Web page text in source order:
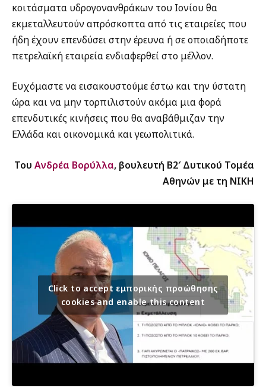
κοιτάσματα υδρογονανθράκων του Ιονίου θα
εκμεταλλευτούν απρόσκοπτα από τις εταιρείες που
ήδη έχουν επενδύσει στην έρευνα ή σε οποιαδήποτε
πετρελαϊκή εταιρεία ενδιαφερθεί στο μέλλον.
Ευχόμαστε να εισακουστούμε έστω και την ύστατη
ώρα και να μην τορπιλιστούν ακόμα μια φορά
επενδυτικές κινήσεις που θα αναβάθμιζαν την
Ελλάδα και οικονομικά και γεωπολιτικά.
Του Ανδρέα Βορύλλα, βουλευτή Β2′ Δυτικού Τομέα
Αθηνών με τη ΝΙΚΗ
Click to accept εμπορικής προώθησης
cookies and enable this content